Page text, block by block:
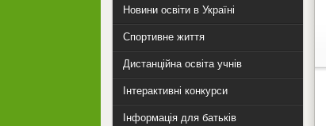
Новини освіти в Україні
Спортивне життя
Дистанційна освіта учнів
Інтерактивні конкурси
Інформація для батьків